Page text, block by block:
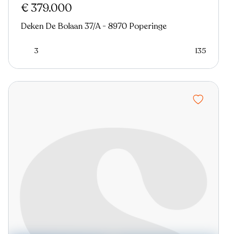
€ 379.000
Deken De Bolaan 37/A - 8970 Poperinge
3 135